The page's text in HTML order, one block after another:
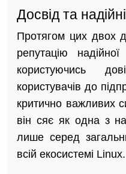
Досвід та
Протягом цих двох
репутацію
користуючись
користувачів до
критично важливих
він сяє як одна з
лише серед
всій екосистемі Linux.